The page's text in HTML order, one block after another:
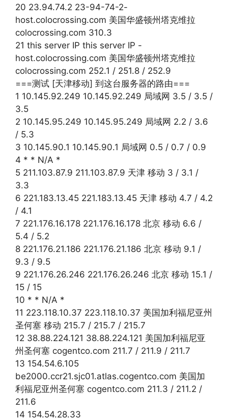
20 23.94.74.2 23-94-74-2-
host.colocrossing.com 美国华盛顿州塔克维拉
colocrossing.com 310.3
21 this server IP this server IP -
host.colocrossing.com 美国华盛顿州塔克维拉
colocrossing.com 252.1 / 251.8 / 252.9
===测试 [天津移动] 到这台服务器的路由===
1 10.145.92.249 10.145.92.249 局域网 3.5 / 3.5 /
3.5
2 10.145.95.249 10.145.95.249 局域网 2.2 / 3.6
/ 5.3
3 10.145.90.1 10.145.90.1 局域网 0.5 / 0.7 / 0.9
4 * * N/A *
5 211.103.87.9 211.103.87.9 天津 移动 3 / 3.1 /
3.3
6 221.183.13.45 221.183.13.45 天津 移动 4.7 / 4.2
/ 4.1
7 221.176.16.178 221.176.16.178 北京 移动 6.6 /
5.4 / 5.2
8 221.176.21.186 221.176.21.186 北京 移动 9.1 /
9.3 / 9.5
9 221.176.26.246 221.176.26.246 北京 移动 15.1 /
15 / 15
10 * * N/A *
11 223.118.10.37 223.118.10.37 美国加利福尼亚州
圣何塞 移动 215.7 / 215.7 / 215.7
12 38.88.224.121 38.88.224.121 美国加利福尼亚
州圣何塞 cogentco.com 211.7 / 211.9 / 211.7
13 154.54.6.105
be2000.ccr21.sjc01.atlas.cogentco.com 美国加
利福尼亚州圣何塞 cogentco.com 211.3 / 211.2 /
211.6
14 154.54.28.33